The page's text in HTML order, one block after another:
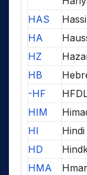
HAS
HA
HZ
HB
-HF
HIM
HI
Hindi
HD
HMA
Hmar